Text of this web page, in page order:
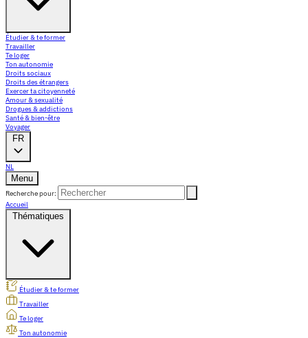
Étudier & te former
Travailler
Te loger
Ton autonomie
Droits sociaux
Droits des étrangers
Exercer ta citoyenneté
Amour & sexualité
Drogues & addictions
Santé & bien-être
Voyager
FR
NL
Menu
Recherche pour:
Accueil
Thématiques
Étudier & te former
Travailler
Te loger
Ton autonomie